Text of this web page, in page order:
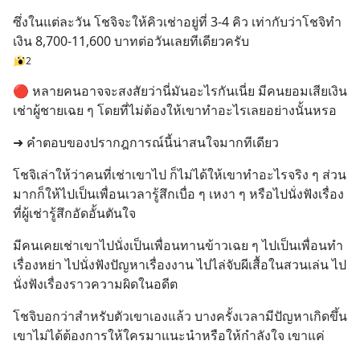
ซึ่งในแต่ละวัน โชจิจะให้คิวเช่าอยู่ที่ 3-4 คิว เท่ากับว่าโชจิทำ
เงิน 8,700-11,600 บาทต่อวันเลยทีเดียวครับ
2
🔴 หลายคนอาจจะสงสัยว่านี่มันอะไรกันเนี่ย มีคนยอมเสียเงิน
เช่าผู้ชายเฉย ๆ โดยที่ไม่ต้องให้เขาทำอะไรเลยอย่างนั้นหรอ
➜ คำตอบของปรากฎการณ์นี้น่าสนใจมากทีเดียว
โชจิเล่าให้ว่าคนที่เช่าเขาไป ก็ไม่ได้ให้เขาทำอะไรจริง ๆ ส่วน
มากก็ให้ไปเป็นเพื่อนเวลารู้สึกเบื่อ ๆ เหงา ๆ หรือไปนั่งฟังเรื่อง
ที่ผู้เช่ารู้สึกอัดอั้นตันใจ
มีคนเคยเช่าเขาไปนั่งเป็นเพื่อนทานข้าวเฉย ๆ ไปเป็นเพื่อนทำ
เรื่องหย่า ไปนั่งฟังปัญหาเรื่องงาน ไปไล่จับผีเสื้อในสวนเล่น ไป
นั่งฟังเรื่องราวความผิดในอดีต
โชจิบอกว่าสำหรับตัวเขาเองแล้ว บางครั้งเวลามีปัญหาเกิดขึ้น
เขาไม่ได้ต้องการให้ใครมาแนะนำหรือให้กำลังใจ เขาแค่